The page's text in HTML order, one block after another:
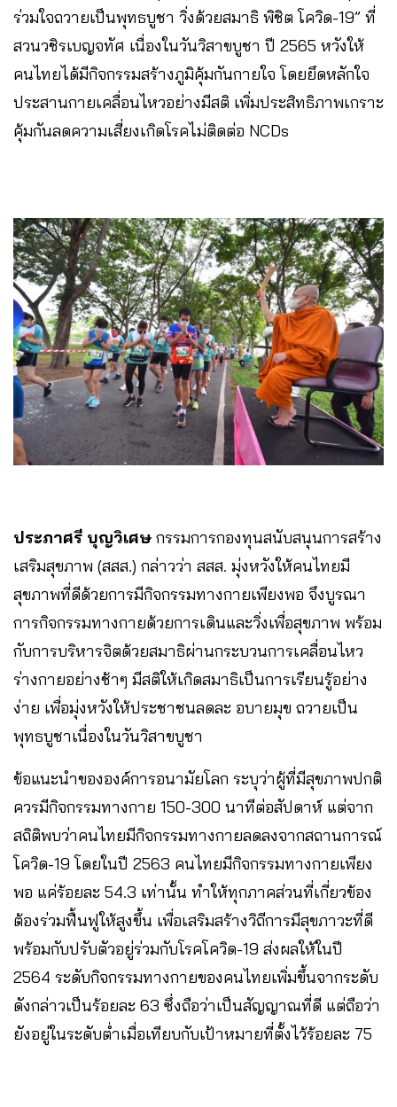
ร่วมใจถวายเป็นพุทธบูชา วิ่งด้วยสมาธิ พิชิต โควิด-19” ที่
สวนวชิรเบญจทัศ เนื่องในวันวิสาขบูชา ปี 2565 หวังให้
คนไทยได้มีกิจกรรมสร้างภูมิคุ้มกันกายใจ โดยยึดหลักใจ
ประสานกายเคลื่อนไหวอย่างมีสติ เพิ่มประสิทธิภาพเกราะ
คุ้มกันลดความเสี่ยงเกิดโรคไม่ติดต่อ NCDs
ประภาศรี บุญวิเศษ กรรมการกองทุนสนับสนุนการสร้าง
เสริมสุขภาพ (สสส.) กล่าวว่า สสส. มุ่งหวังให้คนไทยมี
สุขภาพที่ดีด้วยการมีกิจกรรมทางกายเพียงพอ จึงบูรณา
การกิจกรรมทางกายด้วยการเดินและวิ่งเพื่อสุขภาพ พร้อม
กับการบริหารจิตด้วยสมาธิผ่านกระบวนการเคลื่อนไหว
ร่างกายอย่างช้าๆ มีสติให้เกิดสมาธิเป็นการเรียนรู้อย่าง
ง่าย เพื่อมุ่งหวังให้ประชาชนลดละ อบายมุข ถวายเป็น
พุทธบูชาเนื่องในวันวิสาขบูชา
ข้อแนะนำขององค์การอนามัยโลก ระบุว่าผู้ที่มีสุขภาพปกติ
ควรมีกิจกรรมทางกาย 150-300 นาทีต่อสัปดาห์ แต่จาก
สถิติพบว่าคนไทยมีกิจกรรมทางกายลดลงจากสถานการณ์
โควิด-19 โดยในปี 2563 คนไทยมีกิจกรรมทางกายเพียง
พอ แค่ร้อยละ 54.3 เท่านั้น ทำให้ทุกภาคส่วนที่เกี่ยวข้อง
ต้องร่วมฟื้นฟูให้สูงขึ้น เพื่อเสริมสร้างวิถีการมีสุขภาวะที่ดี
พร้อมกับปรับตัวอยู่ร่วมกับโรคโควิด-19 ส่งผลให้ในปี
2564 ระดับกิจกรรมทางกายของคนไทยเพิ่มขึ้นจากระดับ
ดังกล่าวเป็นร้อยละ 63 ซึ่งถือว่าเป็นสัญญาณที่ดี แต่ถือว่า
ยังอยู่ในระดับต่ำเมื่อเทียบกับเป้าหมายที่ตั้งไว้ร้อยละ 75